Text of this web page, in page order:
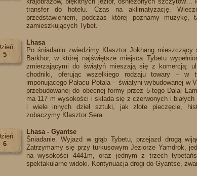
transfer do hotelu. Czas na aklimatyzację.
przedstawieniem, podczas której poznamy
zamieszkujących Tybet.
5
Lhasa
Po śniadaniu zwiedzimy Klasztor Jokhang
Barkhor, w której najświętsze miejsca Tybetu
zmierzającymi do świątyń mieszają się z komercją:
chodniki, oferując wszelkiego rodzaju towary – w
imponującego Pałacu Potala – świątyni wybudowanej w
przebudowanej do obecnej formy przez 5-tego Dalai
ma 117 m wysokości i składa się z czerwonych i
i wiele innych dzieł sztuki, jak złote pieczęcie,
zobaczymy Klasztor Sera.
6
Lhasa - Gyantse
Śniadanie. Wyjazd w głąb Tybetu, przejazd drogą
Zatrzymamy się przy turkusowym Jeziorze Yamdrok,
na wysokości 4441m, oraz jednym z trzech
spektakularne widoki. Kontynuacja drogi do Gyantse,